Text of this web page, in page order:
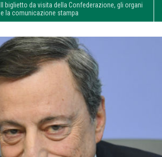
Il biglietto da visita della Confederazione, gli organi
e la comunicazione stampa